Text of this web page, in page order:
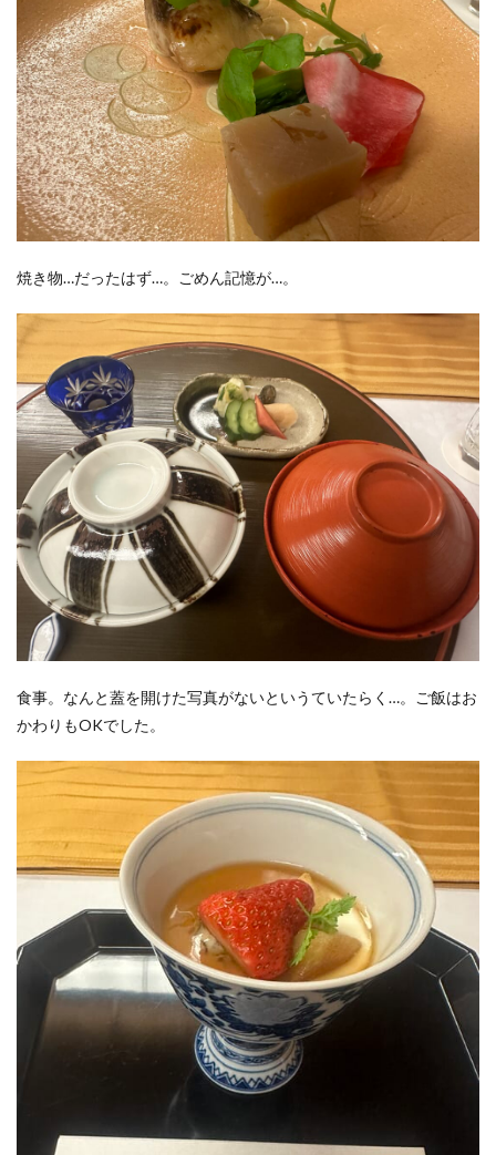
焼き物…だったはず…。ごめん記憶が…。
食事。なんと蓋を開けた写真がないというていたらく…。ご飯はお
かわりもOKでした。